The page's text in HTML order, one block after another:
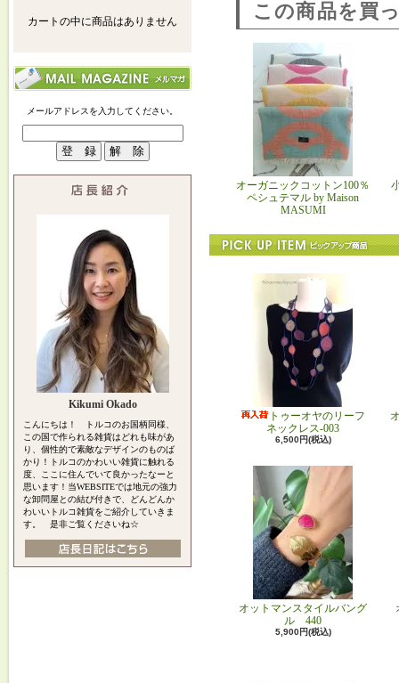
カートの中に商品はありません
メールアドレスを入力してください。
Kikumi Okado
こんにちは！ トルコのお国柄同様、
この国で作られる雑貨はどれも味があ
り、個性的で素敵なデザインのものば
かり！トルコのかわいい雑貨に触れる
度、ここに住んでいて良かったなーと
思います！当WEBSITEでは地元の強力
な卸問屋との結び付きで、どんどんか
わいいトルコ雑貨をご紹介していきま
す。 是非ご覧くださいね☆
この商品を買
オーガニックコットン100％
ペシュテマル by Maison
MASUMI
トゥーオヤのリーフ
ネックレス-003
6,500円(税込)
オットマンスタイルバング
ル 440
5,900円(税込)